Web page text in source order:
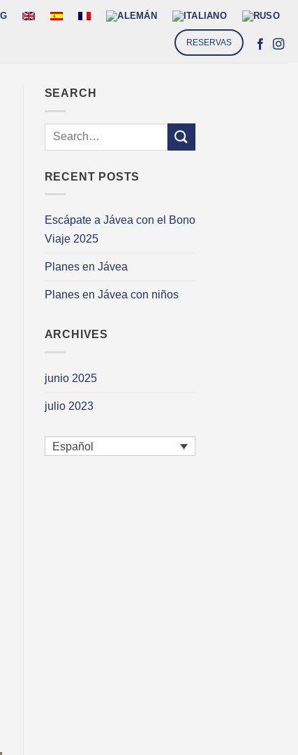
RESERVAS
SEARCH
RECENT POSTS
Escápate a Jávea con el Bono
Viaje 2025
Planes en Jávea
Planes en Jávea con niños
ARCHIVES
junio 2025
julio 2023
Español